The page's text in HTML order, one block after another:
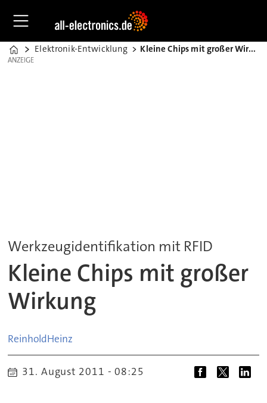
Home
Elektronik-Entwicklung Kleine Chips mit großer Wirkung
ANZEIGE
ANZEIGE
Werkzeugidentifikation mit RFID
Kleine Chips mit großer
Wirkung
ReinholdHeinz
31. August 2011 - 08:25